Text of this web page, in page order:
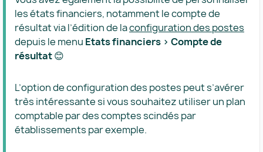
les états financiers, notamment le compte de
résultat via l’édition de laconfiguration des postes
depuis le menu Etats financiers > Compte de
résultat😊
L’option de configuration des postes peut s’avérer
très intéressante si vous souhaitez utiliser un plan
comptable par des comptes scindés par
établissements par exemple.